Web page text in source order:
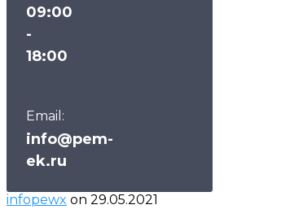
09:00
-
18:00
Email:
info@pem-
ek.ru
infopewx on 29.05.2021